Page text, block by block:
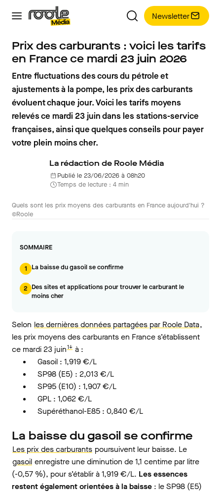
Newsletter
Prix des carburants : voici les tarifs
en France ce mardi 23 juin 2026
Entre fluctuations des cours du pétrole et
ajustements à la pompe, les prix des carburants
évoluent chaque jour. Voici les tarifs moyens
relevés ce mardi 23 juin dans les stations-service
françaises, ainsi que quelques conseils pour payer
votre plein moins cher.
La rédaction de Roole Média
Publié le 23/06/2026 à 08h20
Temps de lecture : 4 min
Quels sont les prix moyens des carburants en France aujourd'hui ?
©Roole
SOMMAIRE
1 La baisse du gasoil se confirme
2 Des sites et applications pour trouver le carburant le
moins cher
Selon les dernières données partagées par Roole Data,
les prix moyens des carburants en France s’établissent
ce mardi 23 juin1↓ à :
Gasoil : 1,919 €/L
SP98 (E5) : 2,013 €/L
SP95 (E10) : 1,907 €/L
GPL : 1,062 €/L
Supéréthanol-E85 : 0,840 €/L
La baisse du gasoil se confirme
Les prix des carburants poursuivent leur baisse. Le
gasoil enregistre une diminution de 1,1 centime par litre
(-0,57 %), pour s’établir à 1,919 €/L. Les essences
restent également orientées à la baisse : le SP98 (E5)